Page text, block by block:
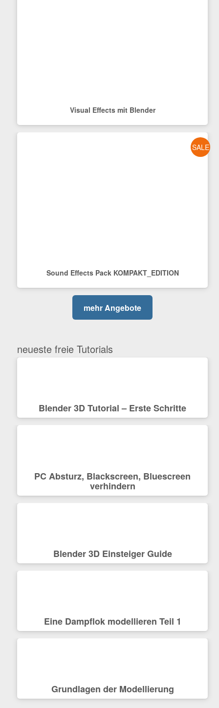
Visual Effects mit Blender
SALE
Sound Effects Pack KOMPAKT_EDITION
mehr Angebote
neueste freie Tutorials
Blender 3D Tutorial – Erste Schritte
PC Absturz, Blackscreen, Bluescreen
verhindern
Blender 3D Einsteiger Guide
Eine Dampflok modellieren Teil 1
Grundlagen der Modellierung